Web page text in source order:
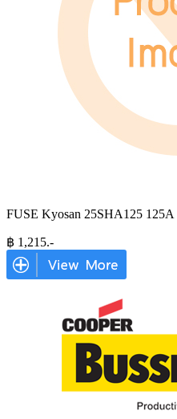
FUSE Kyosan 25SHA125
฿ 1,215.-